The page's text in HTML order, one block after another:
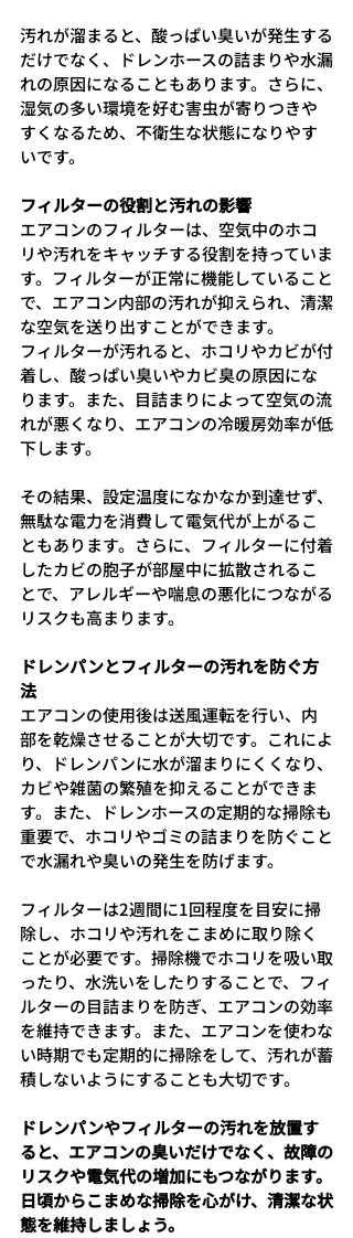
汚れが溜まると、酸っぱい臭いが発生する
だけでなく、ドレンホースの詰まりや水漏
れの原因になることもあります。さらに、
湿気の多い環境を好む害虫が寄りつきや
すくなるため、不衛生な状態になりやす
いです。
フィルターの役割と汚れの影響
エアコンのフィルターは、空気中のホコ
リや汚れをキャッチする役割を持っていま
す。フィルターが正常に機能していること
で、エアコン内部の汚れが抑えられ、清潔
な空気を送り出すことができます。
フィルターが汚れると、ホコリやカビが付
着し、酸っぱい臭いやカビ臭の原因にな
ります。また、目詰まりによって空気の流
れが悪くなり、エアコンの冷暖房効率が低
下します。
その結果、設定温度になかなか到達せず、
無駄な電力を消費して電気代が上がるこ
ともあります。さらに、フィルターに付着
したカビの胞子が部屋中に拡散されるこ
とで、アレルギーや喘息の悪化につながる
リスクも高まります。
ドレンパンとフィルターの汚れを防ぐ方
法
エアコンの使用後は送風運転を行い、内
部を乾燥させることが大切です。これによ
り、ドレンパンに水が溜まりにくくなり、
カビや雑菌の繁殖を抑えることができま
す。また、ドレンホースの定期的な掃除も
重要で、ホコリやゴミの詰まりを防ぐこと
で水漏れや臭いの発生を防げます。
フィルターは2週間に1回程度を目安に掃
除し、ホコリや汚れをこまめに取り除く
ことが必要です。掃除機でホコリを吸い取
ったり、水洗いをしたりすることで、フィ
ルターの目詰まりを防ぎ、エアコンの効率
を維持できます。また、エアコンを使わな
い時期でも定期的に掃除をして、汚れが蓄
積しないようにすることも大切です。
ドレンパンやフィルターの汚れを放置す
ると、エアコンの臭いだけでなく、故障の
リスクや電気代の増加にもつながります。
日頃からこまめな掃除を心がけ、清潔な状
態を維持しましょう。